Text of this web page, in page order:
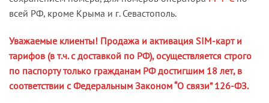
всей РФ, кроме Крыма и г. Севастополь.
Уважаемые клиенты! Продажа и активация SIM-карт и
тарифов (в т.ч. с доставкой по РФ), осуществляется строго
по паспорту только гражданам РФ достигшим 18 лет, в
соответствии с Федеральным Законом “О связи” 126-ФЗ.